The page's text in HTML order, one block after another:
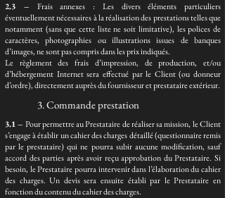
2.3 – Frais annexes : Les divers éléments particuliers
éventuellement nécessaires à la réalisation des prestations telles que
notamment (sans que cette liste ne soit limitative), les polices de
caractères, photographies ou illustrations issues de banques
d’images, ne sont pas compris dans les prix indiqués.
Le règlement des frais d’impression, de production, et/ou
d’hébergement Internet sera effectué par le Client (ou donneur
d’ordre), directement auprès du fournisseur et prestataire extérieur.
3. Commande prestation
3.1 – Pour permettre au Prestataire de réaliser sa mission, le Client
s’engage à établir un cahier des charges détaillé (questionnaire remis
par le prestataire) qui ne pourra subir aucune modification, sauf
accord des parties après avoir reçu approbation du Prestataire. Si
besoin, le Prestataire pourra intervenir dans l’élaboration du cahier
des charges. Un devis sera ensuite établi par le Prestataire en
fonction du contenu du cahier des charges.